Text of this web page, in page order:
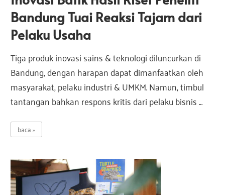
Bandung Tuai Reaksi Tajam dari
Pelaku Usaha
Tiga produk inovasi sains & teknologi diluncurkan di
Bandung, dengan harapan dapat dimanfaatkan oleh
masyarakat, pelaku industri & UMKM. Namun, timbul
tantangan bahkan respons kritis dari pelaku bisnis …
baca